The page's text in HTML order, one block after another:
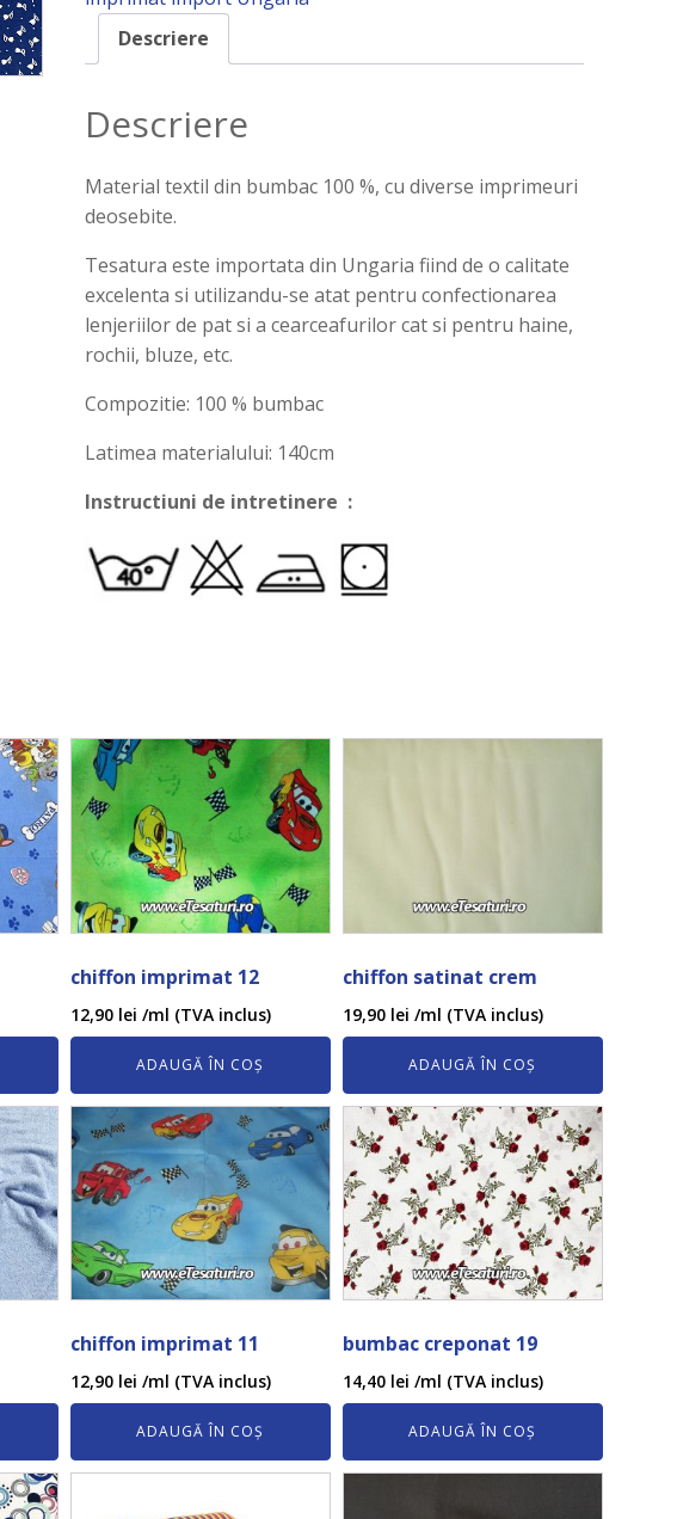
Descriere
Descriere
Material textil din bumbac 100 %, cu diverse imprimeuri
deosebite.
Tesatura este importata din Ungaria fiind de o calitate
excelenta si utilizandu-se atat pentru confectionarea
lenjeriilor de pat si a cearceafurilor cat si pentru haine,
rochii, bluze, etc.
Compozitie: 100 % bumbac
Latimea materialului: 140cm
Instructiuni de intretinere :
chiffon imprimat 12
12,90 lei /ml (TVA inclus)
ADAUGĂ ÎN COȘ
chiffon satinat crem
19,90 lei /ml (TVA inclus)
ADAUGĂ ÎN COȘ
chiffon imprimat 11
12,90 lei /ml (TVA inclus)
ADAUGĂ ÎN COȘ
bumbac creponat 19
14,40 lei /ml (TVA inclus)
ADAUGĂ ÎN COȘ